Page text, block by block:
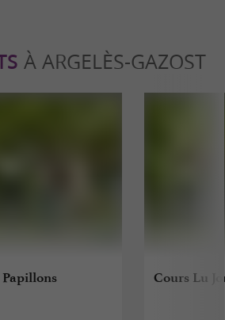
À ARGELÈS-GAZOST
Cours Lu